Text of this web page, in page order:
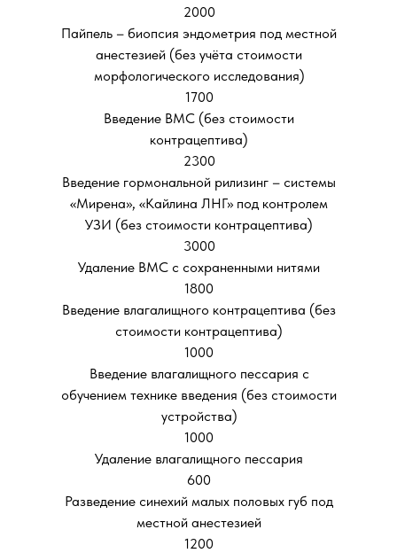
2000
Пайпель – биопсия эндометрия под местной
анестезией (без учёта стоимости
морфологического исследования)
1700
Введение ВМС (без стоимости
контрацептива)
2300
Введение гормональной рилизинг – системы
«Мирена», «Кайлина ЛНГ» под контролем
УЗИ (без стоимости контрацептива)
3000
Удаление ВМС с сохраненными нитями
1800
Введение влагалищного контрацептива (без
стоимости контрацептива)
1000
Введение влагалищного пессария с
обучением технике введения (без стоимости
устройства)
1000
Удаление влагалищного пессария
600
Разведение синехий малых половых губ под
местной анестезией
1200